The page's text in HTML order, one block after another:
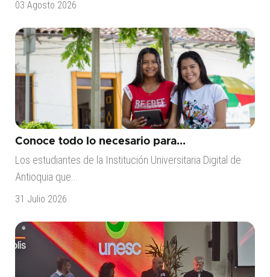
03 Agosto 2026
Conoce todo lo necesario para...
Los estudiantes de la Institución Universitaria Digital de
Antioquia que...
31 Julio 2026